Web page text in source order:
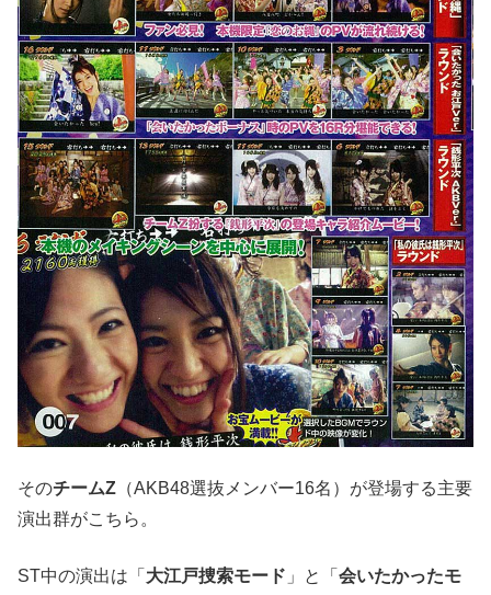
そのチームZ （AKB48選抜メンバー16名）が登場する主要
演出群がこちら。
ST中の演出は「 大江戸捜索モード 」と「 会いたかったモ